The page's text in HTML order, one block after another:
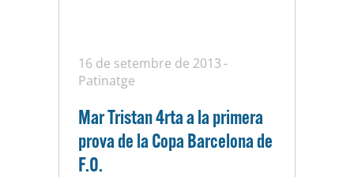
16 de setembre de 2013
Patinatge
Mar Tristan 4rta a la primera
prova de la Copa Barcelona de
F.O.